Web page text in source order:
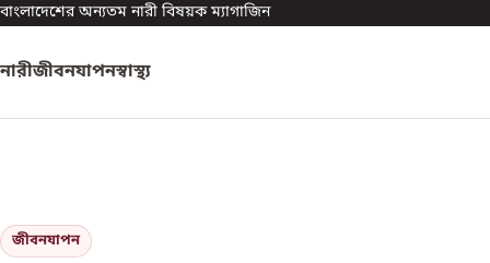
বাংলাদেশের অন্যতম নারী বিষয়ক ম্যাগাজিন
নারীজীবনযাপনস্বাস্থ্য
জীবনযাপন